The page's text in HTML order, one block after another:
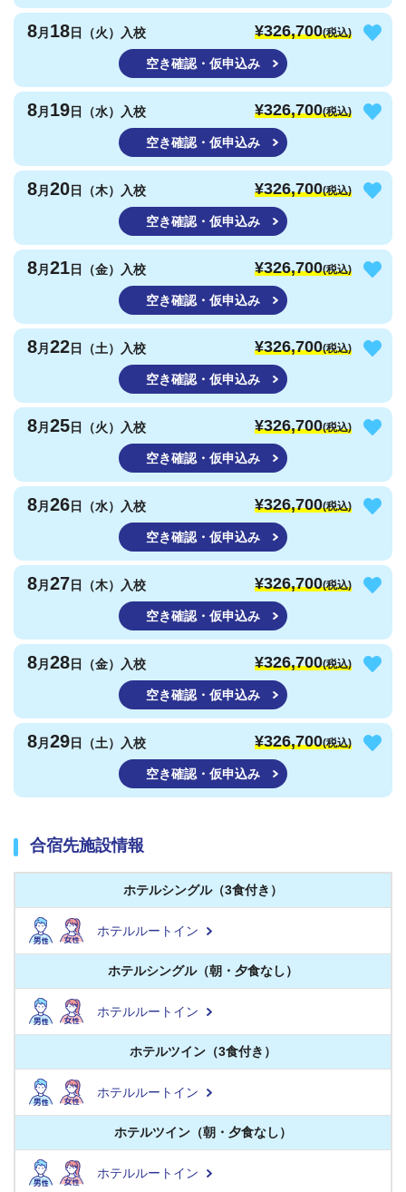
8月 18日（火）入校 ¥326,700(税込)
空き確認・仮申込み
8月 19日（水）入校 ¥326,700(税込)
空き確認・仮申込み
8月 20日（木）入校 ¥326,700(税込)
空き確認・仮申込み
8月 21日（金）入校 ¥326,700(税込)
空き確認・仮申込み
8月 22日（土）入校 ¥326,700(税込)
空き確認・仮申込み
8月 25日（火）入校 ¥326,700(税込)
空き確認・仮申込み
8月 26日（水）入校 ¥326,700(税込)
空き確認・仮申込み
8月 27日（木）入校 ¥326,700(税込)
空き確認・仮申込み
8月 28日（金）入校 ¥326,700(税込)
空き確認・仮申込み
8月 29日（土）入校 ¥326,700(税込)
空き確認・仮申込み
合宿先施設情報
ホテルシングル（3食付き）
ホテルルートイン
ホテルシングル（朝・夕食なし）
ホテルルートイン
ホテルツイン（3食付き）
ホテルルートイン
ホテルツイン（朝・夕食なし）
ホテルルートイン